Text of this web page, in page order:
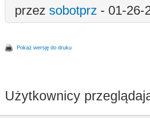
przez sobotprz - 01-26-
Pokaż wersję do druku
Użytkownicy